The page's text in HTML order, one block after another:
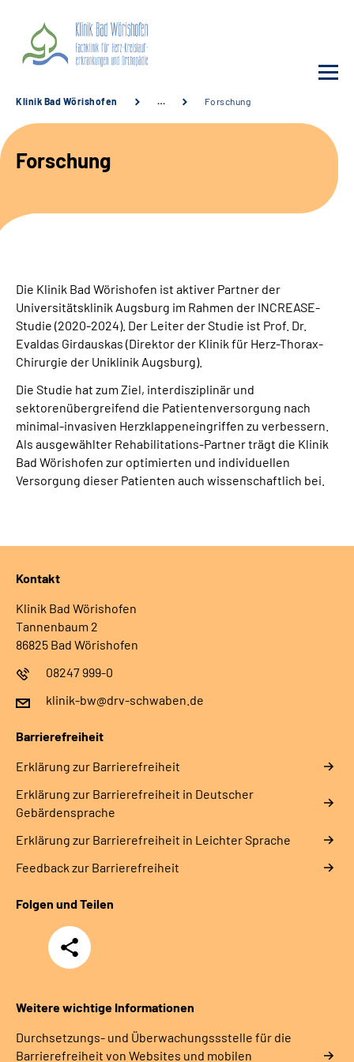
Unsere Klinik
Unsere Angebote
Service
Sozialdienste & Zuweisende
Suche
Leichte Sprache
Gebärdensprache
Klinik Bad Wörishofen … Forschung
Forschung
Die Klinik Bad Wörishofen ist aktiver Partner der
Universitätsklinik Augsburg im Rahmen der INCREASE-
Studie (2020-2024). Der Leiter der Studie ist Prof. Dr.
Evaldas Girdauskas (Direktor der Klinik für Herz-Thorax-
Chirurgie der Uniklinik Augsburg).
Die Studie hat zum Ziel, interdisziplinär und
sektorenübergreifend die Patientenversorgung nach
minimal-invasiven Herzklappeneingriffen zu verbessern.
Als ausgewählter Rehabilitations-Partner trägt die Klinik
Bad Wörishofen zur optimierten und individuellen
Versorgung dieser Patienten auch wissenschaftlich bei.
Kontakt
Klinik Bad Wörishofen
Tannenbaum 2
86825 Bad Wörishofen
08247 999-0
klinik-bw@drv-schwaben.de
Barrierefreiheit
Erklärung zur Barrierefreiheit
Erklärung zur Barrierefreiheit in Deutscher
Gebärdensprache
Erklärung zur Barrierefreiheit in Leichter Sprache
Feedback zur Barrierefreiheit
Folgen und Teilen
Teilen
Weitere wichtige Informationen
Durchsetzungs- und Überwachungssstelle für die
Barrierefreiheit von Websites und mobilen